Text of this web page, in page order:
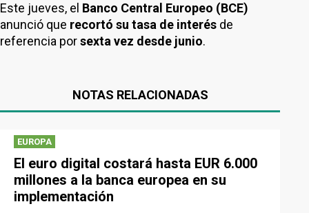
Este jueves, el Banco Central Europeo (BCE)
anunció que recortó su tasa de interés de
referencia porsexta vez desde junio.
NOTAS RELACIONADAS
EUROPA
El euro digital costará hasta EUR 6.000
millones a la banca europea en su
implementación